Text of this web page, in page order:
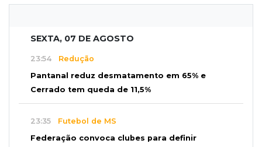
SEXTA, 07 DE AGOSTO
23:54 Redução
Pantanal reduz desmatamento em 65% e
Cerrado tem queda de 11,5%
23:35 Futebol de MS
Federação convoca clubes para definir